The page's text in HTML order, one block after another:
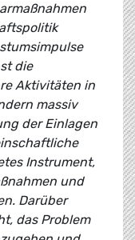
die
Aktivitäten in
massiv
der Einlagen
Instrument,
und
Darüber
das Problem